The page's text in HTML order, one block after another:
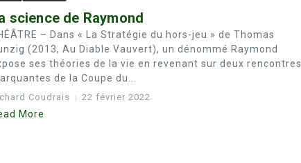
science de Raymond
– Dans « La Stratégie du hors-jeu » de Thomas
(2013, Au Diable Vauvert), un dénommé Raymond
ses théories de la vie en revenant sur deux rencontres
de la Coupe du...
Coudrais 22 février 2022
More